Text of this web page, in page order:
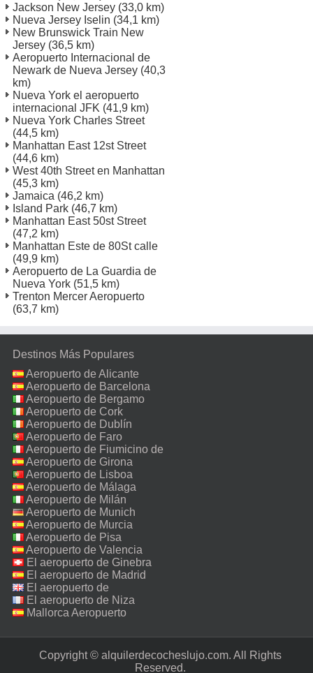
Jackson New Jersey (33,0 km)
Nueva Jersey Iselin (34,1 km)
New Brunswick Train New
Jersey (36,5 km)
Aeropuerto Internacional de
Newark de Nueva Jersey (40,3
km)
Nueva York el aeropuerto
internacional JFK (41,9 km)
Nueva York Charles Street
(44,5 km)
Manhattan East 12st Street
(44,6 km)
West 40th Street en Manhattan
(45,3 km)
Jamaica (46,2 km)
Island Park (46,7 km)
Manhattan East 50st Street
(47,2 km)
Manhattan Este de 80St calle
(49,9 km)
Aeropuerto de La Guardia de
Nueva York (51,5 km)
Trenton Mercer Aeropuerto
(63,7 km)
Destinos Más Populares
Aeropuerto de Alicante
Aeropuerto de Barcelona
Aeropuerto de Bergamo
Aeropuerto de Cork
Aeropuerto de Dublín
Aeropuerto de Faro
Aeropuerto de Fiumicino de
Roma
Aeropuerto de Girona
Aeropuerto de Lisboa
Aeropuerto de Málaga
Aeropuerto de Milán
Malpensa
Aeropuerto de Munich
Aeropuerto de Murcia
Aeropuerto de Pisa
Aeropuerto de Valencia
El aeropuerto de Ginebra
El aeropuerto de Madrid
El aeropuerto de
Manchester
El aeropuerto de Niza
Mallorca Aeropuerto
Copyright © alquilerdecocheslujo.com. All Rights
Reserved.‎